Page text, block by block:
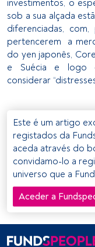
investimentos, o
sob a sua alçada
diferenciadas,
pertencerem a
do yen japonês,
e Suécia e logo
considerar
Este é um artigo
registados da
aceda através do
convidamo-lo a
universo que a
Aceder a